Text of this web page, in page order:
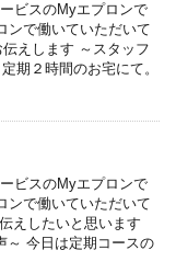
ビスのMyエプロンで
ンで働いていただいて
えします ～スタッフ
期２時間のお宅にて。
ビスのMyエプロンで
ンで働いていただいて
えしたいと思います
今日は定期コースの